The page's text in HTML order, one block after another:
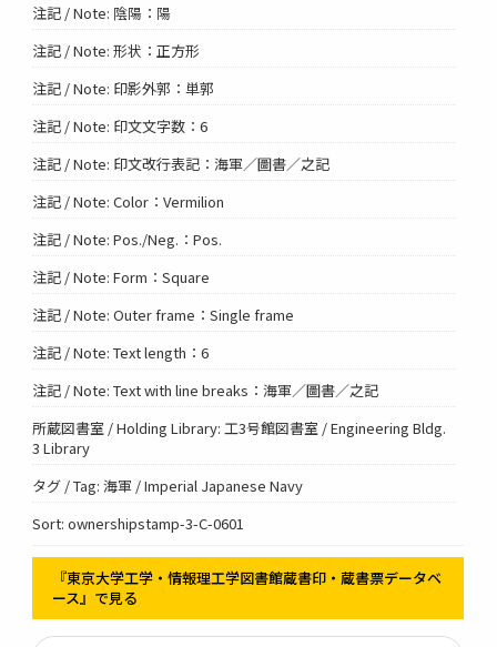
注記 / Note: 陰陽：陽
注記 / Note: 形状：正方形
注記 / Note: 印影外郭：単郭
注記 / Note: 印文文字数：6
注記 / Note: 印文改行表記：海軍／圖書／之記
注記 / Note: Color：Vermilion
注記 / Note: Pos./Neg.：Pos.
注記 / Note: Form：Square
注記 / Note: Outer frame：Single frame
注記 / Note: Text length：6
注記 / Note: Text with line breaks：海軍／圖書／之記
所蔵図書室 / Holding Library: 工3号館図書室 / Engineering Bldg.
3 Library
タグ / Tag: 海軍 / Imperial Japanese Navy
Sort: ownershipstamp-3-C-0601
『東京大学工学・情報理工学図書館蔵書印・蔵書票データベ
ース』で見る